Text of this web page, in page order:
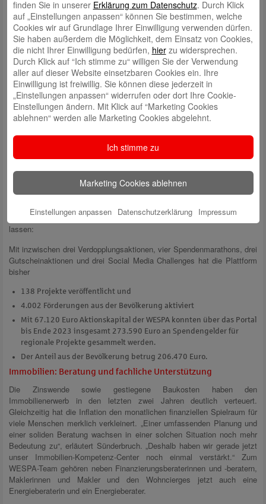
Kunden, wie beispielweise das Telefon oder die Internetfiliale. So
bleiben wir auch weiterhin nah an den Menschen, bieten eine solide
Beratung, Betreuung und Service sowie eine vielfältige Erreichbarkeit“,
so Bernd Meenzen. Die Haltestellen der mobilen Geschäftsstelle stehen
unterwww.wespa.dezur Verfügung.
Die WESPA ist einer der größten Förderer der Region
Im vergangenen Jahr hat sich die WESPA für unsere Region besonders
stark gemacht. „Wir haben in 2023 Projekte mit einer
Gesamtfördersumme von rund 600.000 Euro unterstützt“, berichtet zu
Kultur, Umwelt und Soziales unterstützt.
Darüber hinaus hat sich das regionale Spendenportal WirWunder
www.wirwunder.de/weser-elbe) zu einem echten Erfolgsmodel
entwickelt. Im April 2021 mit einer Verdopplungsaktion gestartet,
eröffnet das Portal seither den heimischen Vereinen ungeahnte
Möglichkeiten der kurzfristigen Finanzierung ihrer Projekte. Jetzt – drei
Jahre nach Veröffentlichung – kann sich die Bilanz wirklich sehen
lassen:
Mit inzwischen drei Verdopplungsaktionen, vier Spendenmarathons, drei
Gutscheinaktionen und drei Social Media Challenges hat die Plattform
bisher
138 Projekte veröffentlicht und
4.002 Förderungen aus der Bevölkerung aktiviert
Mit 67.120 Euro Aktionskapital der WESPA konnten über das Portal
bis Ende 2023 insgesamt 273.590 Euro an Spendengelder für
regionale Projekte gesammelt werden.
Der Anteil aus der Bevölkerung betrug 206.470 Euro.
Immobilien: Beratung und fachliche Unterstützung
Die Zinswende sowie gestiegene Baukosten haben den
Immobilienerwerb in den letzten zwei Jahren deutlich verteuert.
Gleichzeitig hat die Inflation den monatlichen finanziellen Spielraum für
viele Menschen merklich verkleinert. „Einer umfassenden Planung und
einer soliden Beratung wachsen in einer solchen Situation noch mehr
Bedeutung zu“, erläutert Sünderbruch. „Deshalb haben wir gerade jetzt
unser Immobilien-Kompetenz-Center noch einmal verstärkt.“ Zum
WESPA-Team gehören neben Finanzierungsberaterinnen und -beratern,
Maklerinnen und Makler und den Wohncierges jetzt auch eine
Energieberaterin und ein Energieberater.
finden Sie in unserer Erklärung zum Datenschutz. Durch Klick
auf „Einstellungen anpassen“ können Sie bestimmen, welche
Cookies wir auf Grundlage Ihrer Einwilligung verwenden dürfen.
Sie haben außerdem die Möglichkeit, dem Einsatz von Cookies,
die nicht Ihrer Einwilligung bedürfen, hierzu widersprechen.
Durch Klick auf “Ich stimme zu“ willigen Sie der Verwendung
aller auf dieser Website einsetzbaren Cookies ein. Ihre
Einwilligung ist freiwillig. Sie können diese jederzeit in
„Einstellungen anpassen“ widerrufen oder dort Ihre Cookie-
Einstellungen ändern. Mit Klick auf “Marketing Cookies
ablehnen“ werden alle Marketing Cookies abgelehnt.
Ich stimme zu
Marketing Cookies ablehnen
Einstellungen anpassen Datenschutzerklärung Impressum